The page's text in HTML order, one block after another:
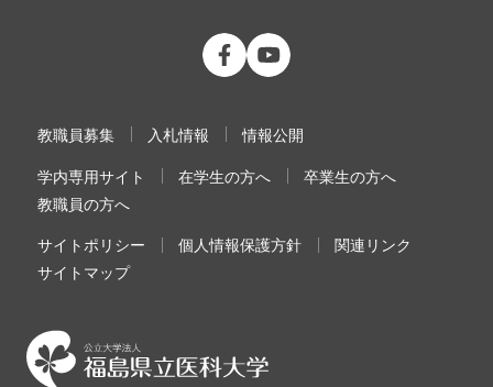
公立大学法人 福島県立医科大学
教職員募集 入札情報 情報公開
学内専用サイト 在学生の方へ
卒業生の方へ
教職員の方へ
サイトポリシー 個人情報保護方針
関連リンク
サイトマップ